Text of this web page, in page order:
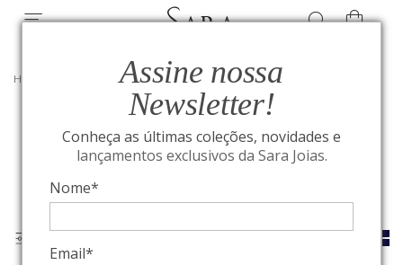
Assine nossa
Newsletter!
Conheça as últimas coleções, novidades e
lançamentos exclusivos da Sara Joias.
Nome*
Email*
HOME
Rolex